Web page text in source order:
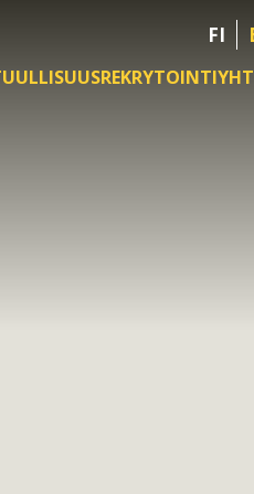
FI
REKRYTOINTI